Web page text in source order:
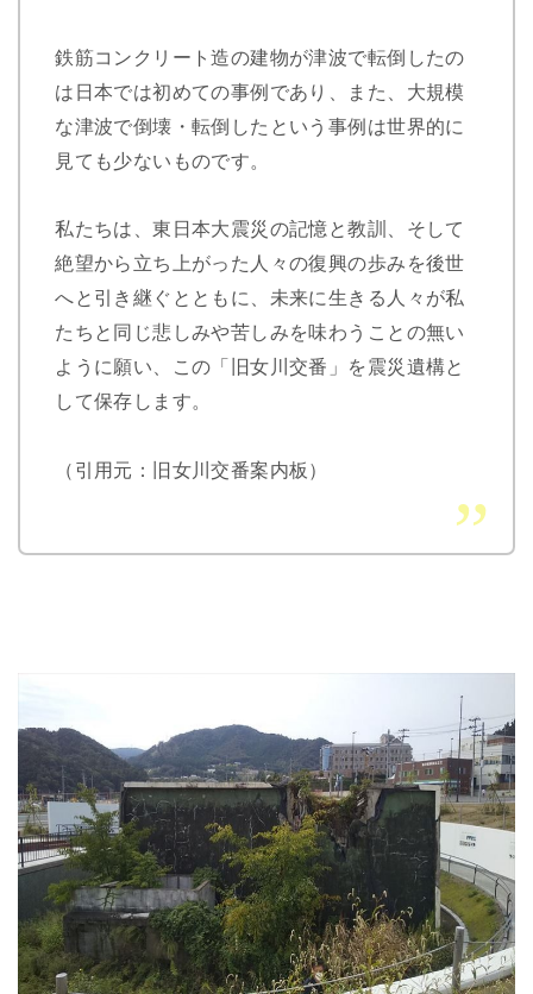
鉄筋コンクリート造の建物が津波で転倒したの
は日本では初めての事例であり、また、大規模
な津波で倒壊・転倒したという事例は世界的に
見ても少ないものです。
私たちは、東日本大震災の記憶と教訓、そして
絶望から立ち上がった人々の復興の歩みを後世
へと引き継ぐとともに、未来に生きる人々が私
たちと同じ悲しみや苦しみを味わうことの無い
ように願い、この「旧女川交番」を震災遺構と
して保存します。
（引用元：旧女川交番案内板）